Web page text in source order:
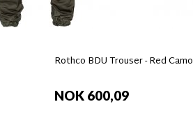
Rothco BDU Trouser - Red Camo
NOK 600,09